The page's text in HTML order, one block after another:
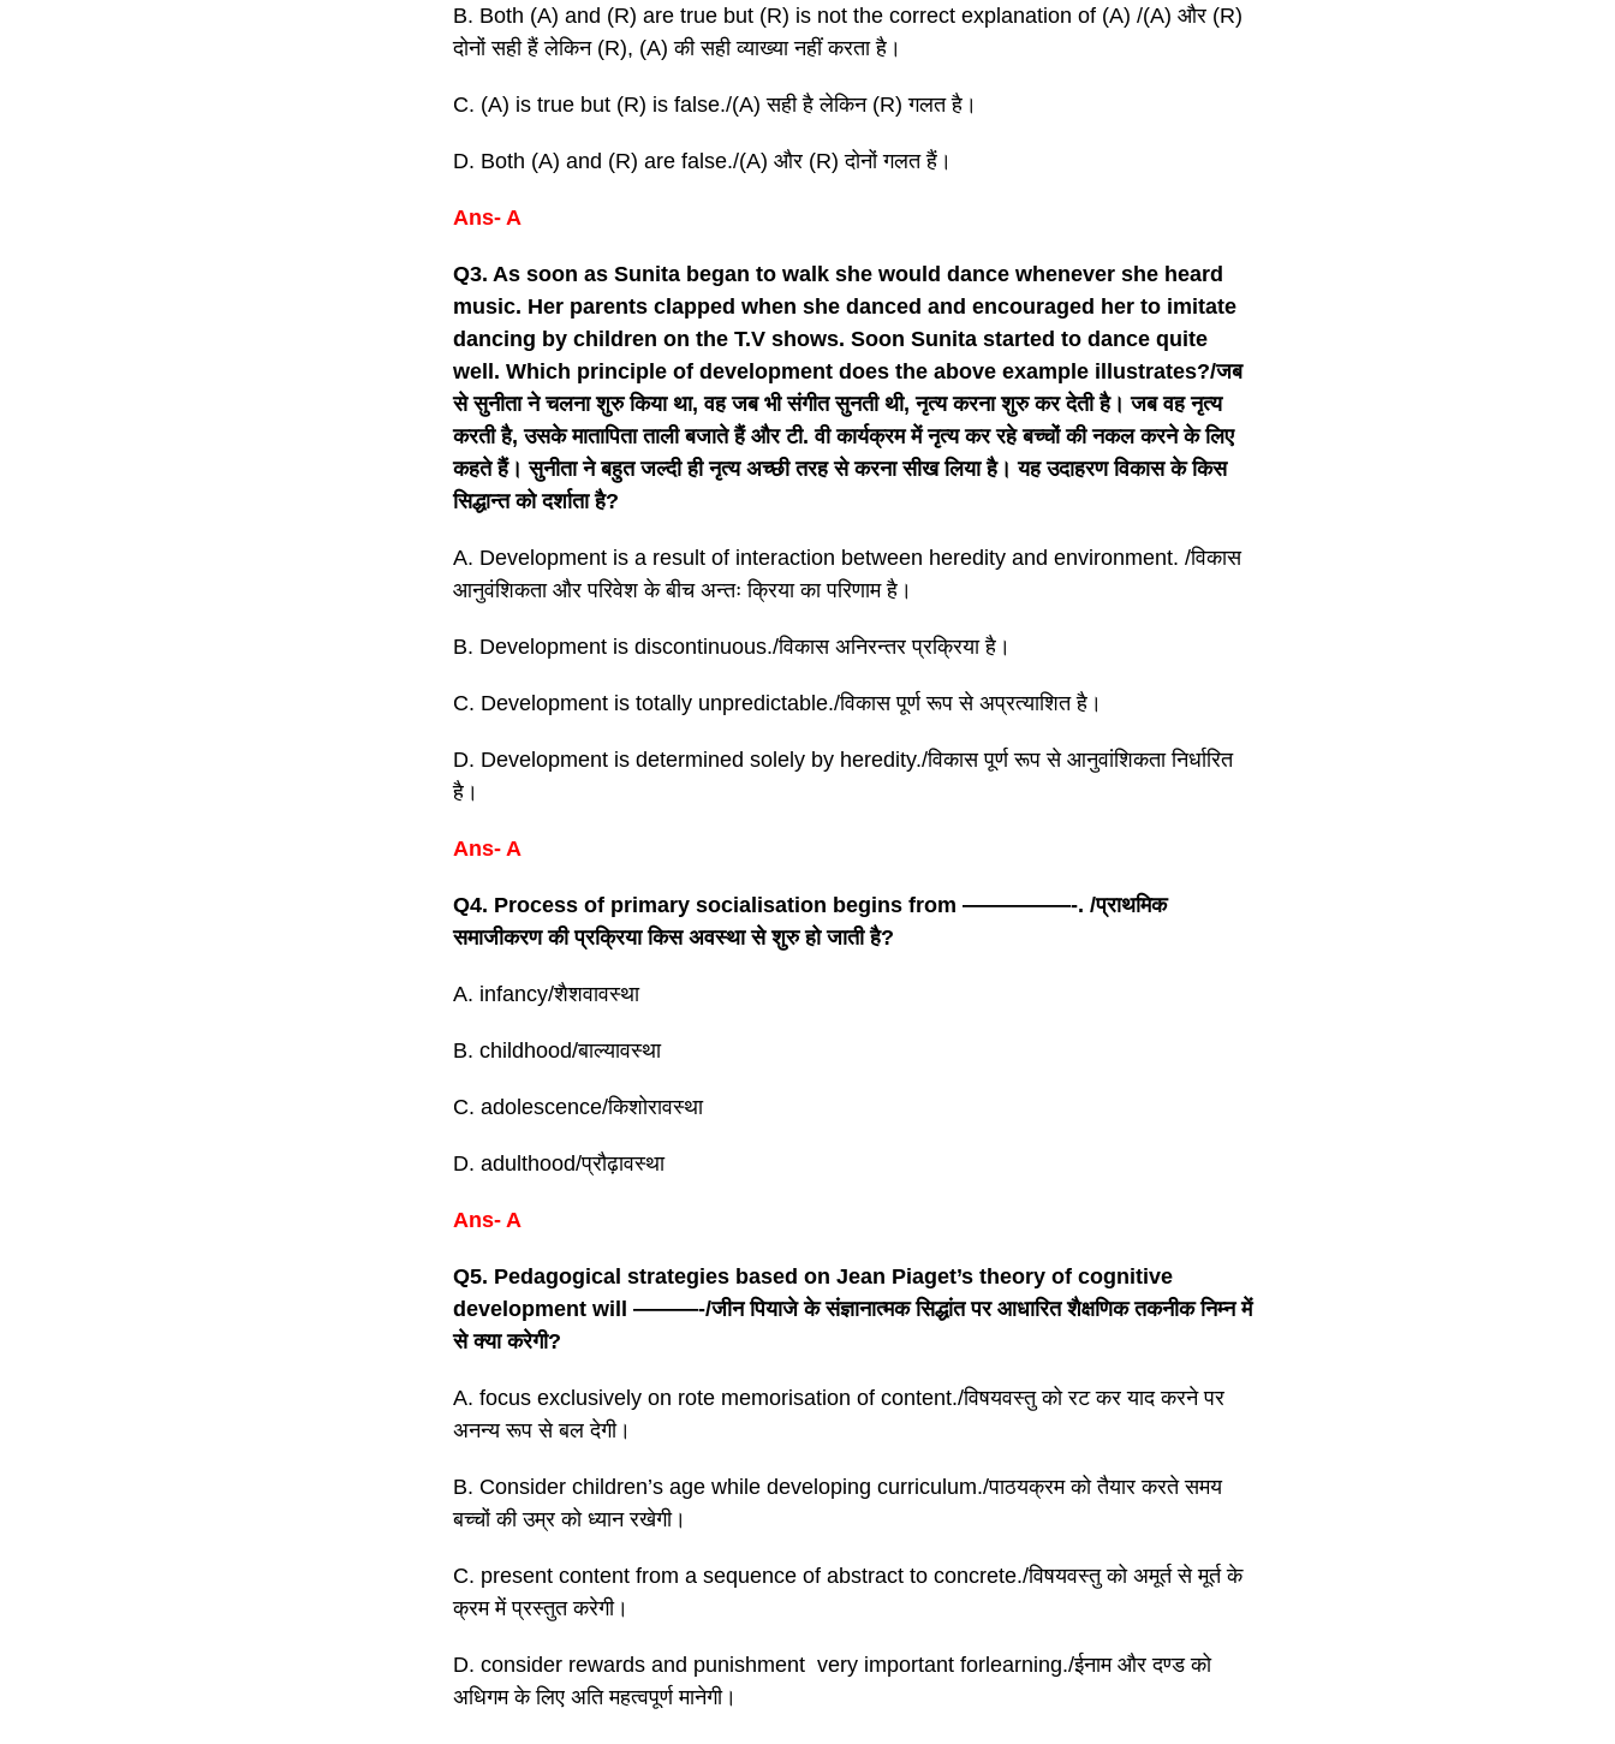
B. Both (A) and (R) are true but (R) is not the correct explanation of (A) /(A) और (R)
दोनों सही हैं लेकिन (R), (A) की सही व्याख्या नहीं करता है।
C. (A) is true but (R) is false./(A) सही है लेकिन (R) गलत है।
D. Both (A) and (R) are false./(A) और (R) दोनों गलत हैं।
Ans- A
Q3. As soon as Sunita began to walk she would dance whenever she heard
music. Her parents clapped when she danced and encouraged her to imitate
dancing by children on the T.V shows. Soon Sunita started to dance quite
well. Which principle of development does the above example illustrates?/जब
से सुनीता ने चलना शुरु किया था, वह जब भी संगीत सुनती थी, नृत्य करना शुरु कर देती है। जब वह नृत्य
करती है, उसके मातापिता ताली बजाते हैं और टी. वी कार्यक्रम में नृत्य कर रहे बच्चों की नकल करने के लिए
कहते हैं। सुनीता ने बहुत जल्दी ही नृत्य अच्छी तरह से करना सीख लिया है। यह उदाहरण विकास के किस
सिद्धान्त को दर्शाता है?
A. Development is a result of interaction between heredity and environment. /विकास
आनुवंशिकता और परिवेश के बीच अन्तः क्रिया का परिणाम है।
B. Development is discontinuous./विकास अनिरन्तर प्रक्रिया है।
C. Development is totally unpredictable./विकास पूर्ण रूप से अप्रत्याशित है।
D. Development is determined solely by heredity./विकास पूर्ण रूप से आनुवांशिकता निर्धारित
है।
Ans- A
Q4. Process of primary socialisation begins from —————-. /प्राथमिक
समाजीकरण की प्रक्रिया किस अवस्था से शुरु हो जाती है?
A. infancy/शैशवावस्था
B. childhood/बाल्यावस्था
C. adolescence/किशोरावस्था
D. adulthood/प्रौढ़ावस्था
Ans- A
Q5. Pedagogical strategies based on Jean Piaget’s theory of cognitive
development will ———-/जीन पियाजे के संज्ञानात्मक सिद्धांत पर आधारित शैक्षणिक तकनीक निम्न में
से क्या करेगी?
A. focus exclusively on rote memorisation of content./विषयवस्तु को रट कर याद करने पर
अनन्य रूप से बल देगी।
B. Consider children’s age while developing curriculum./पाठयक्रम को तैयार करते समय
बच्चों की उम्र को ध्यान रखेगी।
C. present content from a sequence of abstract to concrete./विषयवस्तु को अमूर्त से मूर्त के
क्रम में प्रस्तुत करेगी।
D. consider rewards and punishment very important forlearning./ईनाम और दण्ड को
अधिगम के लिए अति महत्वपूर्ण मानेगी।